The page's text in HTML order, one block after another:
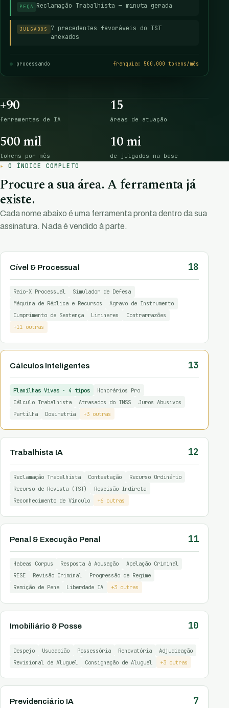
PEÇA Reclamação Trabalhista — minuta gerada
JULGADOS
7 precedentes favoráveis do TST
anexados
processando franquia: 500.000 tokens/mês
+90
ferramentas de IA
15
áreas de atuação
500 mil
tokens por mês
10 mi
de julgados na base
O ÍNDICE COMPLETO
Procure a sua área. A ferramenta já
existe.
Cada nome abaixo é uma ferramenta pronta dentro da sua
assinatura. Nada é vendido à parte.
Cível & Processual 18
Raio-X Processual
Simulador de Defesa
Máquina de Réplica e Recursos
Agravo de Instrumento
Cumprimento de Sentença
Liminares
Contrarrazões
+11 outras
Cálculos Inteligentes 13
Planilhas Vivas · 4 tipos
Honorários Pro
Cálculo Trabalhista
Atrasados do INSS
Juros Abusivos
Partilha
Dosimetria +3 outras
Trabalhista IA 12
Reclamação Trabalhista Contestação
Recurso Ordinário
Recurso de Revista (TST)
Rescisão Indireta
Reconhecimento de Vínculo
+6 outras
Penal & Execução Penal 11
Habeas Corpus Resposta à Acusação
Apelação Criminal
RESE
Revisão Criminal
Progressão de Regime
Remição de Pena
Liberdade IA +3 outras
Imobiliário & Posse 10
Despejo Usucapião Possessória Renovatória
Adjudicação
Revisional de Aluguel
Consignação de Aluguel +3 outras
Previdenciário IA 7